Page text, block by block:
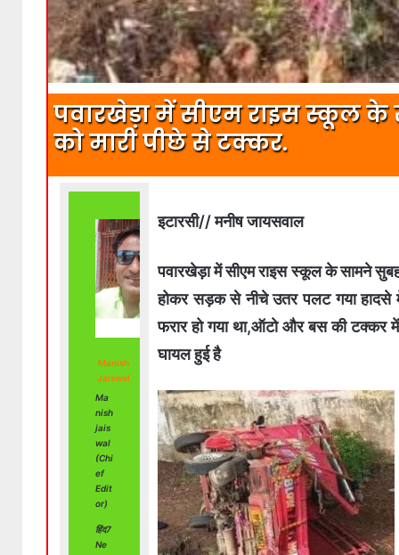
पवारखेड़ा में सीएम राइस स्कूल
को मारी पीछे से टक्कर.
Manish
Jaiswal
Ma
nish
jais
wal
(Chi
ef
Edit
or)
हिंद7
Ne
इटारसी// मनीष जायसवाल
पवारखेड़ा में सीएम राइस स्कूल के सामने
होकर सड़क से नीचे उतर पलट गया हादसे
फरार हो गया था,ऑटो और बस की टक्कर
घायल हुई है